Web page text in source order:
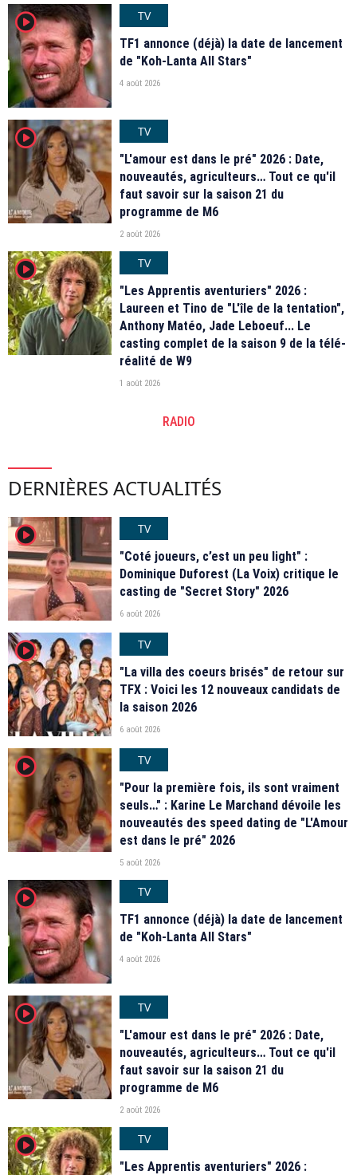
player2
TV
TF1 annonce (déjà) la date de lancement
de "Koh-Lanta All Stars"
4 août 2026
player2
TV
"L'amour est dans le pré" 2026 : Date,
nouveautés, agriculteurs… Tout ce qu'il
faut savoir sur la saison 21 du
programme de M6
2 août 2026
player2
TV
"Les Apprentis aventuriers" 2026 :
Laureen et Tino de "L'île de la tentation",
Anthony Matéo, Jade Leboeuf... Le
casting complet de la saison 9 de la télé-
réalité de W9
1 août 2026
RADIO
DERNIÈRES ACTUALITÉS
player2
TV
"Coté joueurs, c’est un peu light" :
Dominique Duforest (La Voix) critique le
casting de "Secret Story" 2026
6 août 2026
player2
TV
"La villa des coeurs brisés" de retour sur
TFX : Voici les 12 nouveaux candidats de
la saison 2026
6 août 2026
player2
TV
"Pour la première fois, ils sont vraiment
seuls…" : Karine Le Marchand dévoile les
nouveautés des speed dating de "L'Amour
est dans le pré" 2026
5 août 2026
player2
TV
TF1 annonce (déjà) la date de lancement
de "Koh-Lanta All Stars"
4 août 2026
player2
TV
"L'amour est dans le pré" 2026 : Date,
nouveautés, agriculteurs… Tout ce qu'il
faut savoir sur la saison 21 du
programme de M6
2 août 2026
player2
TV
"Les Apprentis aventuriers" 2026 :